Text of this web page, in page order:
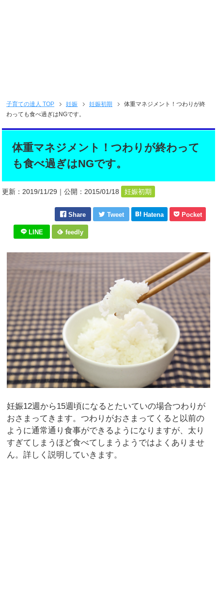
子育ての達人 TOP 妊娠 妊娠初期
体重マネジメント！つわりが終
わっても食べ過ぎはNGです。
体重マネジメント！つわりが終わって
も食べ過ぎはNGです。
更新：2019/11/29 ｜公開：2015/01/18 妊娠初期
Share Tweet Hatena Pocket
LINE feedly
妊娠12週から15週頃になるとたいていの場合つわりが
おさまってきます。つわりがおさまってくると以前の
ように通常通り食事ができるようになりますが、太り
すぎてしまうほど食べてしまうようではよくありませ
ん。詳しく説明していきます。